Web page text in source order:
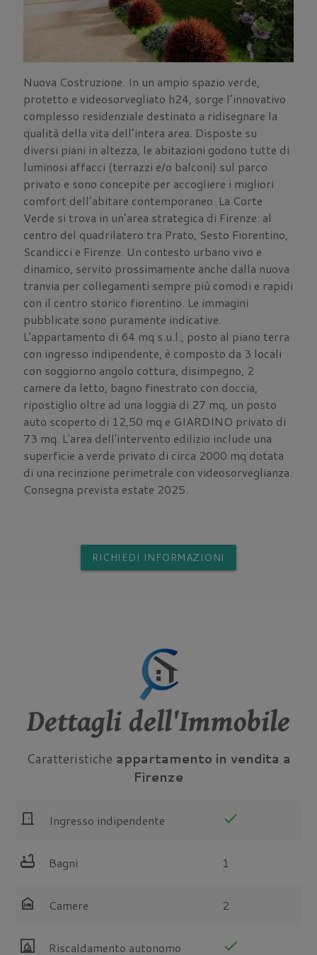
Nuova Costruzione. In un ampio spazio verde,
protetto e videosorvegliato h24, sorge l’innovativo
complesso residenziale destinato a ridisegnare la
qualità della vita dell’intera area. Disposte su
diversi piani in altezza, le abitazioni godono tutte di
luminosi affacci (terrazzi e/o balconi) sul parco
privato e sono concepite per accogliere i migliori
comfort dell’abitare contemporaneo. La Corte
Verde si trova in un’area strategica di Firenze: al
centro del quadrilatero tra Prato, Sesto Fiorentino,
Scandicci e Firenze. Un contesto urbano vivo e
dinamico, servito prossimamente anche dalla nuova
tranvia per collegamenti sempre più comodi e rapidi
con il centro storico fiorentino. Le immagini
pubblicate sono puramente indicative.
L'appartamento di 64 mq s.u.l., posto al piano terra
con ingresso indipendente, è composto da 3 locali
con soggiorno angolo cottura, disimpegno, 2
camere da letto, bagno finestrato con doccia,
ripostiglio oltre ad una loggia di 27 mq, un posto
auto scoperto di 12,50 mq e GIARDINO privato di
73 mq. L'area dell'intervento edilizio include una
superficie a verde privato di circa 2000 mq dotata
di una recinzione perimetrale con videosorveglianza.
Consegna prevista estate 2025.
RICHIEDI INFORMAZIONI
Dettagli dell'Immobile
Caratteristiche appartamento in vendita a
Firenze
door_front Ingresso indipendente check
bathtub Bagni 1
night_shelter Camere 2
fireplace Riscaldamento autonomo check